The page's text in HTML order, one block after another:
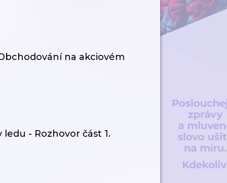
na akciovém
ledu - Rozhovor část 1.